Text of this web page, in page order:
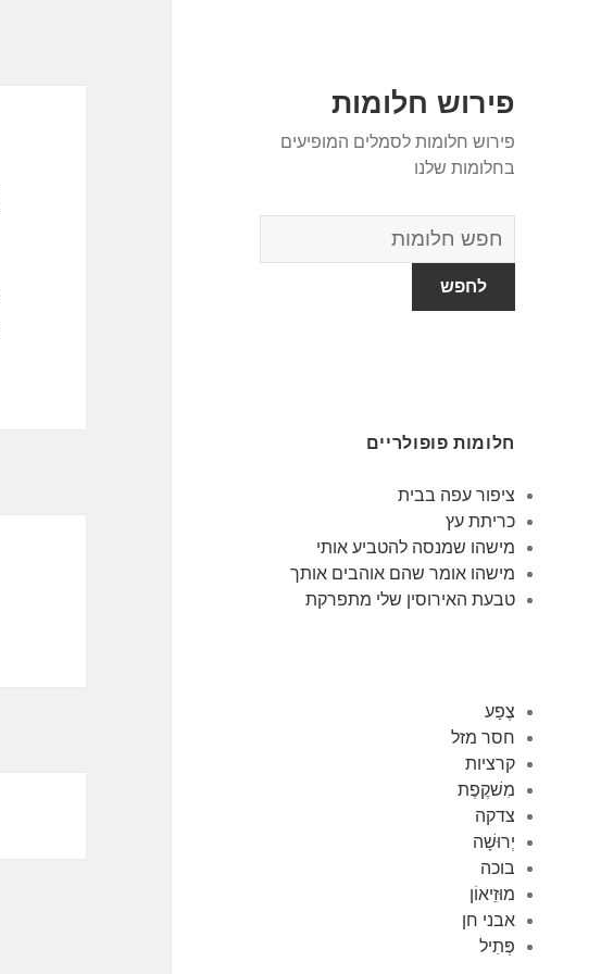
פירוש חלומות
פירוש חלומות לסמלים המופיעים
בחלומות שלנו
מילון
החלומות
חלומות פופולריים
ציפור עפה בבית
כריתת עץ
מישהו שמנסה להטביע אותי
מישהו אומר שהם אוהבים אותך
טבעת האירוסין שלי מתפרקת
צֶפַע
חסר מזל
קרציות
מִשׁקֶפֶת
צדקה
יְרוּשָׁה
בוכה
מוּזֵיאוֹן
אבני חן
פְּתִיל